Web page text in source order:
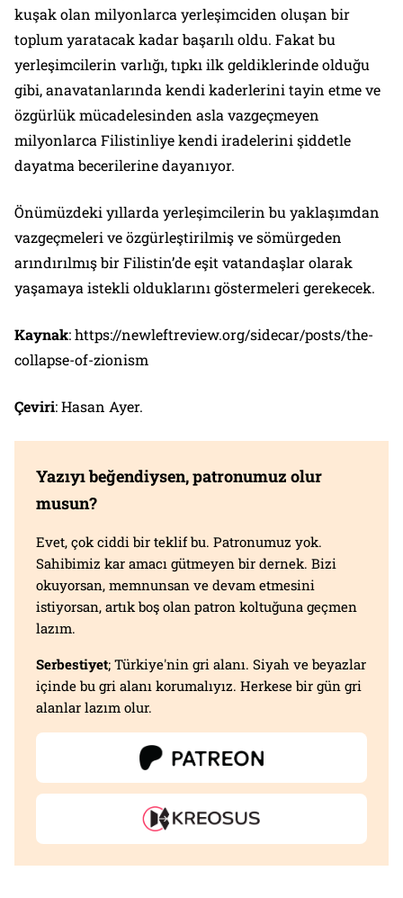
kuşak olan milyonlarca yerleşimciden oluşan bir
toplum yaratacak kadar başarılı oldu. Fakat bu
yerleşimcilerin varlığı, tıpkı ilk geldiklerinde olduğu
gibi, anavatanlarında kendi kaderlerini tayin etme ve
özgürlük mücadelesinden asla vazgeçmeyen
milyonlarca Filistinliye kendi iradelerini şiddetle
dayatma becerilerine dayanıyor.
Önümüzdeki yıllarda yerleşimcilerin bu yaklaşımdan
vazgeçmeleri ve özgürleştirilmiş ve sömürgeden
arındırılmış bir Filistin’de eşit vatandaşlar olarak
yaşamaya istekli olduklarını göstermeleri gerekecek.
Kaynak: https://newleftreview.org/sidecar/posts/the-
collapse-of-zionism
Çeviri: Hasan Ayer.
Yazıyı beğendiysen, patronumuz olur
musun?
Evet, çok ciddi bir teklif bu. Patronumuz yok.
Sahibimiz kar amacı gütmeyen bir dernek. Bizi
okuyorsan, memnunsan ve devam etmesini
istiyorsan, artık boş olan patron koltuğuna geçmen
lazım.
Serbestiyet; Türkiye'nin gri alanı. Siyah ve beyazlar
içinde bu gri alanı korumalıyız. Herkese bir gün gri
alanlar lazım olur.